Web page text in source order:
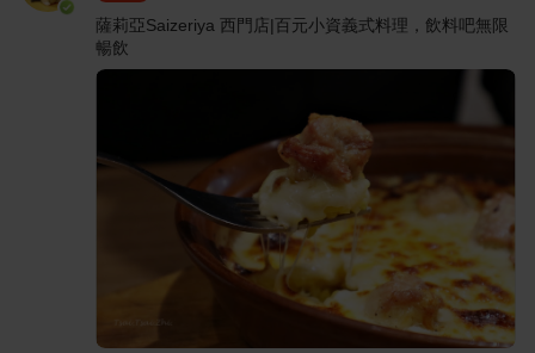
薩莉亞Saizeriya 西門店|百元小資義式料理，飲料吧無限
暢飲